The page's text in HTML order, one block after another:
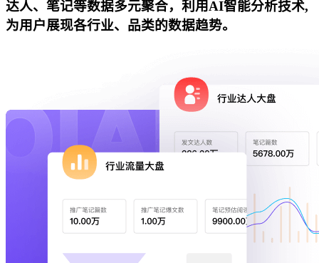
达人、笔记等数据多元聚合，利用AI智能分析技术,
为用户展现各行业、品类的数据趋势。